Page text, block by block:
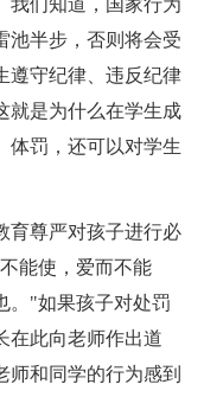
我们知道，国家行为
池半步，否则将会受
遵守纪律、违反纪律
就是为什么在学生成
体罚，还可以对学生
育尊严对孩子进行必
能使，爱而不能
。"如果孩子对处罚
在此向老师作出道
师和同学的行为感到